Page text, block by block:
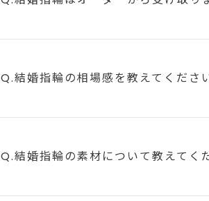
Q.結婚指輪の相場感を教えてくださ
Q.結婚指輪の素材について教えてく